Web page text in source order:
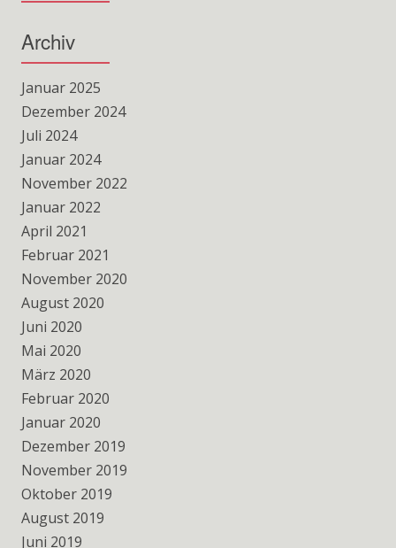
Archiv
Januar 2025
Dezember 2024
Juli 2024
Januar 2024
November 2022
Januar 2022
April 2021
Februar 2021
November 2020
August 2020
Juni 2020
Mai 2020
März 2020
Februar 2020
Januar 2020
Dezember 2019
November 2019
Oktober 2019
August 2019
Juni 2019